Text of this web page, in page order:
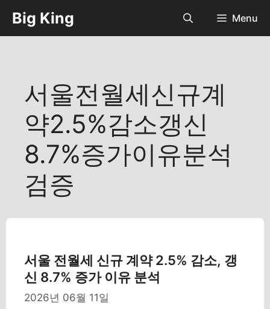
츠
Big King Menu
서울전월세신규계
약2.5%감소갱신
8.7%증가이유분석
검증
서울 전월세 신규 계약 2.5% 감소, 갱
신 8.7% 증가 이유 분석
2026년 06월 11일